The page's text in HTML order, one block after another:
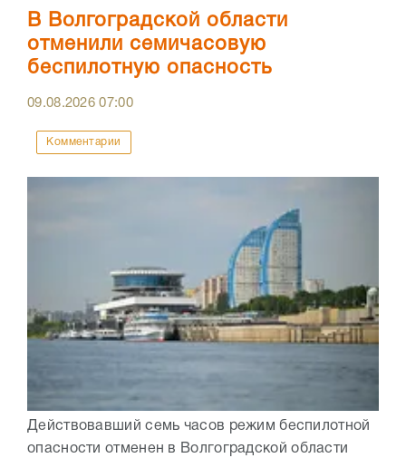
В Волгоградской области
отменили семичасовую
беспилотную опасность
09.08.202607:00
Комментарии
Действовавший семь часов режим беспилотной
опасности отменен в Волгоградской области